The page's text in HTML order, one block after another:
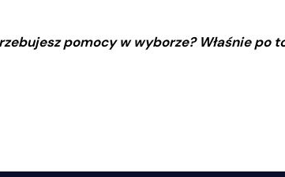
pomocy w wyborze? Właśnie po